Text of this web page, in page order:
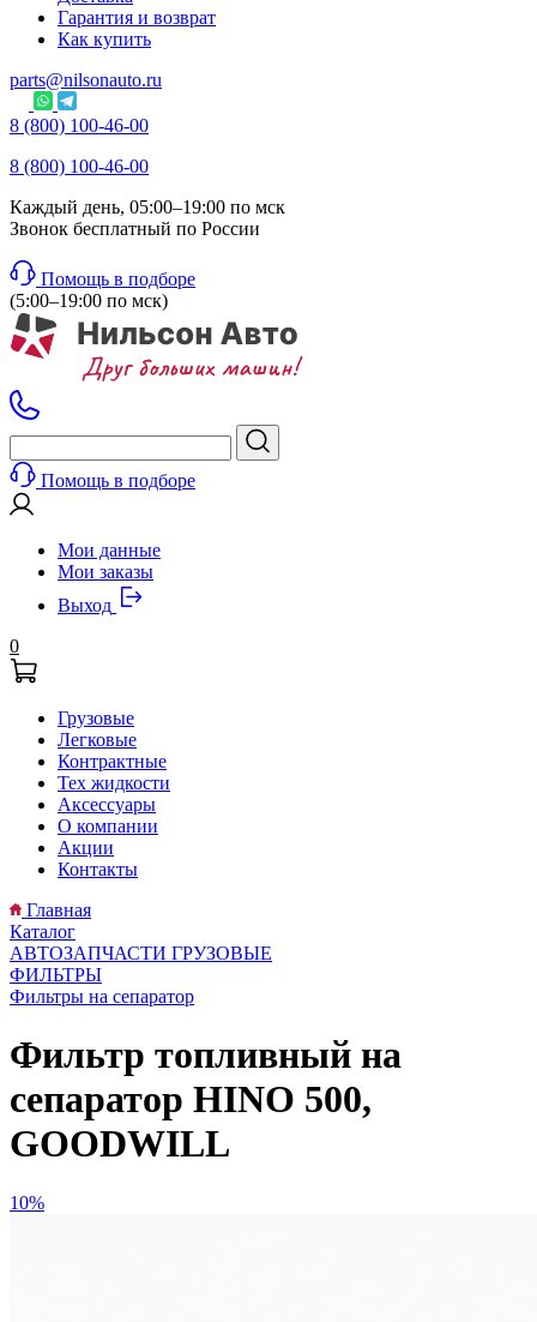
Гарантия и возврат
Как купить
parts@nilsonauto.ru
8 (800) 100-46-00
8 (800) 100-46-00
Каждый день, 05:00–19:00 по мск
Звонок бесплатный по России
Помощь в подборе
(5:00–19:00 по мск)
Помощь в подборе
Мои данные
Мои заказы
Выход
0
Грузовые
Легковые
Контрактные
Тех жидкости
Аксессуары
О компании
Акции
Контакты
Главная
Каталог
АВТОЗАПЧАСТИ ГРУЗОВЫЕ
ФИЛЬТРЫ
Фильтры на сепаратор
Фильтр топливный на
сепаратор HINO 500,
GOODWILL
10%